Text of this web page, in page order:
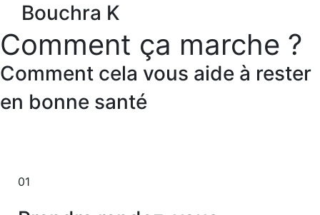
Bouchra K
Comment ça marche ?
Comment cela vous aide à rester
en bonne santé
01